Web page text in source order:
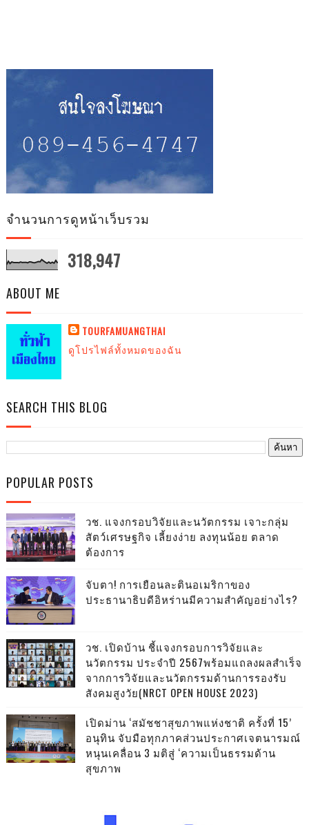
จำนวนการดูหน้าเว็บรวม
318,947
ABOUT ME
TOURFAMUANGTHAI
ดูโปรไฟล์ทั้งหมดของฉัน
SEARCH THIS BLOG
POPULAR POSTS
วช. แจงกรอบวิจัยและนวัตกรรม เจาะกลุ่ม
สัตว์เศรษฐกิจ เลี้ยงง่าย ลงทุนน้อย ตลาด
ต้องการ
จับตา! การเยือนละตินอเมริกาของ
ประธานาธิบดีอิหร่านมีความสำคัญอย่างไร?
วช. เปิดบ้าน ชี้แจงกรอบการวิจัยและ
นวัตกรรม ประจำปี 2567พร้อมแถลงผลสำเร็จ
จากการวิจัยและนวัตกรรมด้านการรองรับ
สังคมสูงวัย(NRCT OPEN HOUSE 2023)
เปิดม่าน ‘สมัชชาสุขภาพแห่งชาติ ครั้งที่ 15’
อนุทิน จับมือทุกภาคส่วนประกาศเจตนารมณ์
หนุนเคลื่อน 3 มติสู่ ‘ความเป็นธรรมด้าน
สุขภาพ